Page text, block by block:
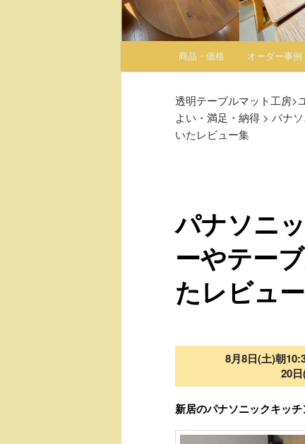
メインメニュー
メインコンテンツへ移動
サブコンテンツへ移動
商品・価格 オーダー事例
透明テーブルマット工房>
よい・満足・納得 > パナ
いたレビュー集
パナソニ
ーやテー
たレビュ
8月8日(土)朝
20
新居のパナソニックキッ